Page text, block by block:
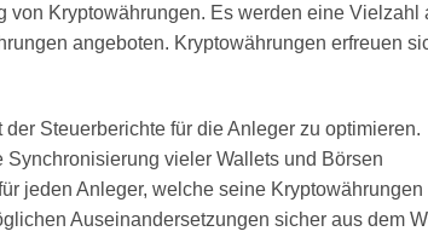
von Kryptowährungen. Es werden eine Vielzahl
angeboten. Kryptowährungen erfreuen
Steuerberichte für die Anleger zu optimieren.
vieler Wallets und Börsen
jeden Anleger, welche seine Kryptowährungen
Auseinandersetzungen sicher aus dem